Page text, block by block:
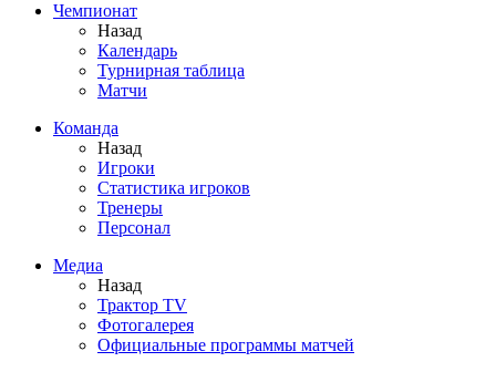
Чемпионат
Назад
Календарь
Турнирная таблица
Матчи
Команда
Назад
Игроки
Статистика игроков
Тренеры
Персонал
Медиа
Назад
Трактор TV
Фотогалерея
Официальные программы матчей